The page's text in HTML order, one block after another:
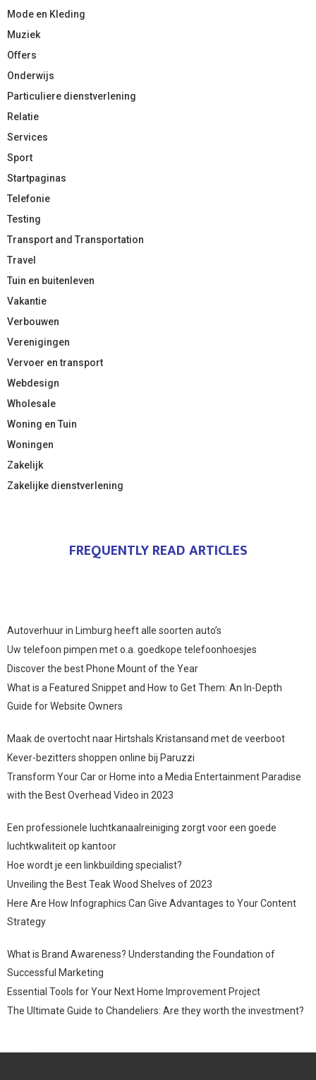
Mode en Kleding
Muziek
Offers
Onderwijs
Particuliere dienstverlening
Relatie
Services
Sport
Startpaginas
Telefonie
Testing
Transport and Transportation
Travel
Tuin en buitenleven
Vakantie
Verbouwen
Verenigingen
Vervoer en transport
Webdesign
Wholesale
Woning en Tuin
Woningen
Zakelijk
Zakelijke dienstverlening
FREQUENTLY READ ARTICLES
Autoverhuur in Limburg heeft alle soorten auto’s
Uw telefoon pimpen met o.a. goedkope telefoonhoesjes
Discover the best Phone Mount of the Year
What is a Featured Snippet and How to Get Them: An In-Depth
Guide for Website Owners
Maak de overtocht naar Hirtshals Kristansand met de veerboot
Kever-bezitters shoppen online bij Paruzzi
Transform Your Car or Home into a Media Entertainment Paradise
with the Best Overhead Video in 2023
Een professionele luchtkanaalreiniging zorgt voor een goede
luchtkwaliteit op kantoor
Hoe wordt je een linkbuilding specialist?
Unveiling the Best Teak Wood Shelves of 2023
Here Are How Infographics Can Give Advantages to Your Content
Strategy
What is Brand Awareness? Understanding the Foundation of
Successful Marketing
Essential Tools for Your Next Home Improvement Project
The Ultimate Guide to Chandeliers: Are they worth the investment?